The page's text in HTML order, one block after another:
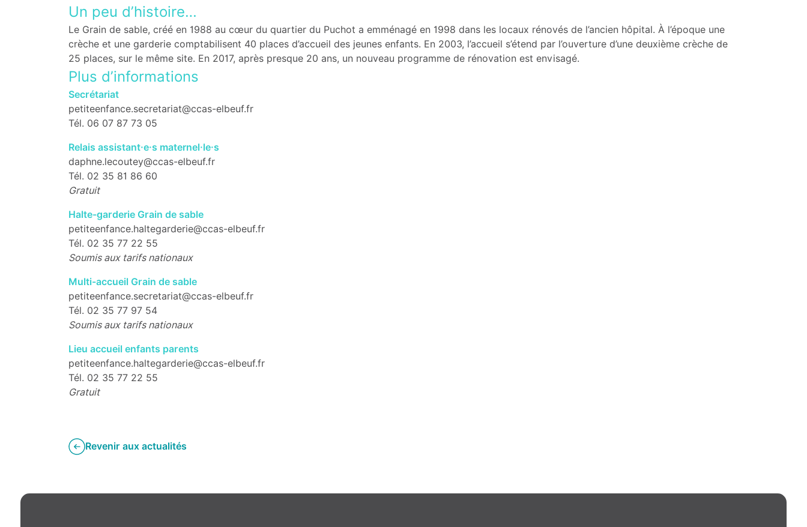
Un peu d’histoire…
Le Grain de sable, créé en 1988 au cœur du quartier du Puchot a emménagé en 1998 dans les locaux rénovés de l’ancien hôpital. À l’époque une
crèche et une garderie comptabilisent 40 places d’accueil des jeunes enfants. En 2003, l’accueil s’étend par l’ouverture d’une deuxième crèche de
25 places, sur le même site. En 2017, après presque 20 ans, un nouveau programme de rénovation est envisagé.
Plus d’informations
Secrétariat
petiteenfance.secretariat@ccas-elbeuf.fr
Tél. 06 07 87 73 05
Relais assistant·e·s maternel·le·s
daphne.lecoutey@ccas-elbeuf.fr
Tél. 02 35 81 86 60
Gratuit
Halte-garderie Grain de sable
petiteenfance.haltegarderie@ccas-elbeuf.fr
Tél. 02 35 77 22 55
Soumis aux tarifs nationaux
Multi-accueil Grain de sable
petiteenfance.secretariat@ccas-elbeuf.fr
Tél. 02 35 77 97 54
Soumis aux tarifs nationaux
Lieu accueil enfants parents
petiteenfance.haltegarderie@ccas-elbeuf.fr
Tél. 02 35 77 22 55
Gratuit
Revenir aux actualités